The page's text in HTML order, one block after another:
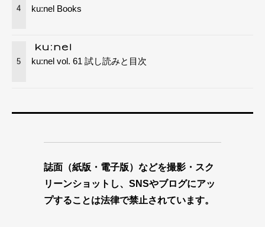
4 ku:nel Books
5 ku:nel vol. 61 試し読みと目次
誌面（紙版・電子版）などを撮影・スク
リーンショットし、SNSやブログにアッ
プすることは法律で禁止されています。